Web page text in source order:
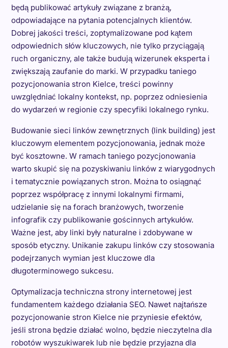
będą publikować artykuły związane z branżą,
odpowiadające na pytania potencjalnych klientów.
Dobrej jakości treści, zoptymalizowane pod kątem
odpowiednich słów kluczowych, nie tylko przyciągają
ruch organiczny, ale także budują wizerunek eksperta i
zwiększają zaufanie do marki. W przypadku taniego
pozycjonowania stron Kielce, treści powinny
uwzględniać lokalny kontekst, np. poprzez odniesienia
do wydarzeń w regionie czy specyfiki lokalnego rynku.
Budowanie sieci linków zewnętrznych (link building) jest
kluczowym elementem pozycjonowania, jednak może
być kosztowne. W ramach taniego pozycjonowania
warto skupić się na pozyskiwaniu linków z wiarygodnych
i tematycznie powiązanych stron. Można to osiągnąć
poprzez współpracę z innymi lokalnymi firmami,
udzielanie się na forach branżowych, tworzenie
infografik czy publikowanie gościnnych artykułów.
Ważne jest, aby linki były naturalne i zdobywane w
sposób etyczny. Unikanie zakupu linków czy stosowania
podejrzanych wymian jest kluczowe dla
długoterminowego sukcesu.
Optymalizacja techniczna strony internetowej jest
fundamentem każdego działania SEO. Nawet najtańsze
pozycjonowanie stron Kielce nie przyniesie efektów,
jeśli strona będzie działać wolno, będzie nieczytelna dla
robotów wyszukiwarek lub nie będzie przyjazna dla